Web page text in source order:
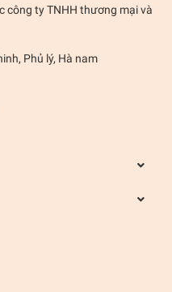
công ty TNHH thương mại và
Phủ lý, Hà nam